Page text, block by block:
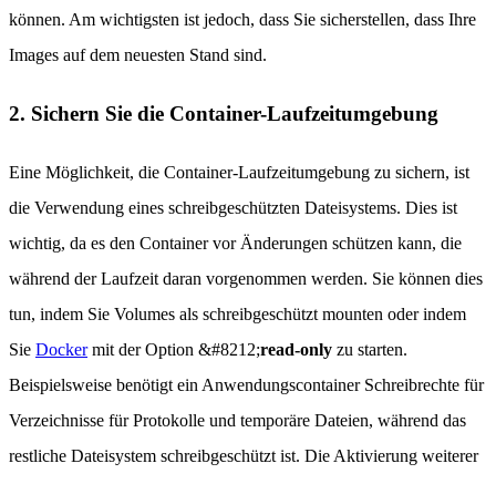
können. Am wichtigsten ist jedoch, dass Sie sicherstellen, dass Ihre
Images auf dem neuesten Stand sind.
2. Sichern Sie die Container-Laufzeitumgebung
Eine Möglichkeit, die Container-Laufzeitumgebung zu sichern, ist
die Verwendung eines schreibgeschützten Dateisystems. Dies ist
wichtig, da es den Container vor Änderungen schützen kann, die
während der Laufzeit daran vorgenommen werden. Sie können dies
tun, indem Sie Volumes als schreibgeschützt mounten oder indem
Sie Dockermit der Option &#8212;read-only zu starten.
Beispielsweise benötigt ein Anwendungscontainer Schreibrechte für
Verzeichnisse für Protokolle und temporäre Dateien, während das
restliche Dateisystem schreibgeschützt ist. Die Aktivierung weiterer